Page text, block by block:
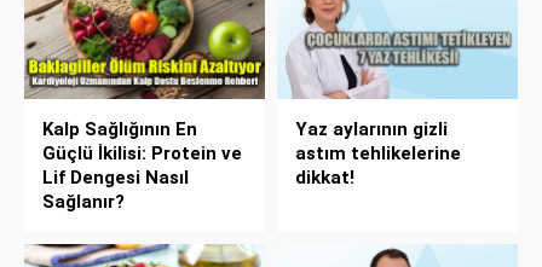
Kalp Sağlığının En
Güçlü İkilisi: Protein ve
Lif Dengesi Nasıl
Sağlanır?
Yaz aylarının gizli
astım tehlikelerine
dikkat!